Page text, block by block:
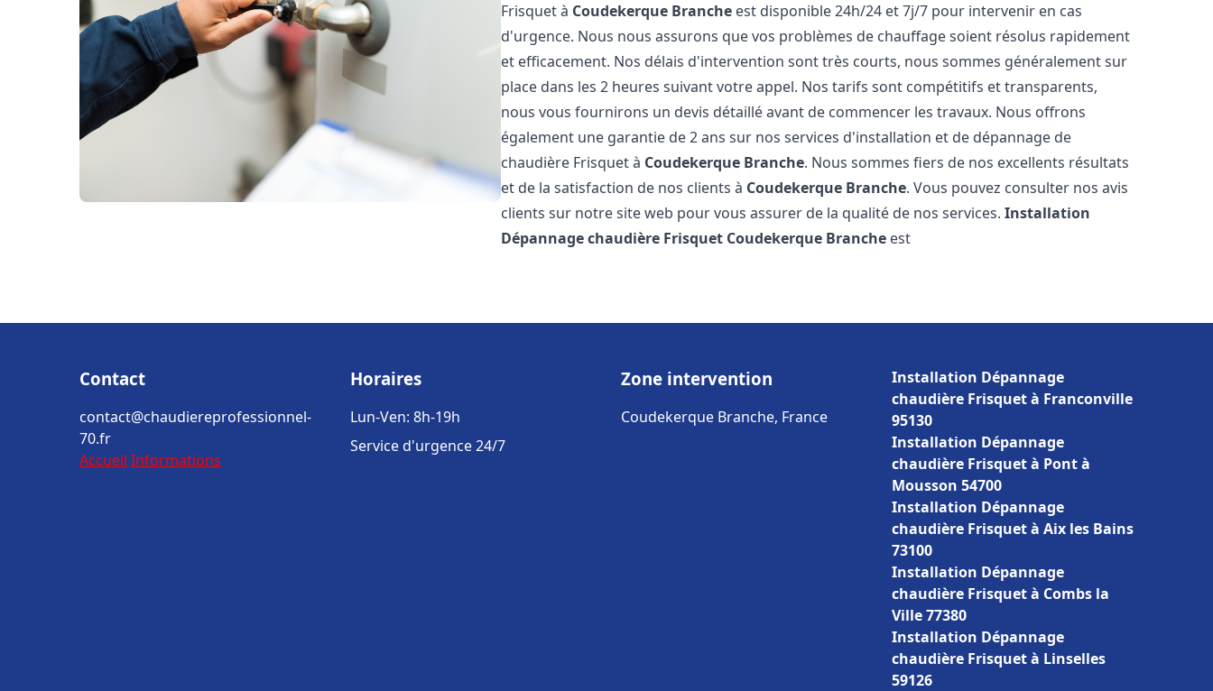
Frisquet à Coudekerque Branche est disponible 24h/24 et 7j/7 pour intervenir en cas
d'urgence. Nous nous assurons que vos problèmes de chauffage soient résolus rapidement
et efficacement. Nos délais d'intervention sont très courts, nous sommes généralement sur
place dans les 2 heures suivant votre appel. Nos tarifs sont compétitifs et transparents,
nous vous fournirons un devis détaillé avant de commencer les travaux. Nous offrons
également une garantie de 2 ans sur nos services d'installation et de dépannage de
chaudière Frisquet à Coudekerque Branche. Nous sommes fiers de nos excellents résultats
et de la satisfaction de nos clients à Coudekerque Branche. Vous pouvez consulter nos avis
clients sur notre site web pour vous assurer de la qualité de nos services.Installation
Dépannage chaudière Frisquet Coudekerque Branche est
Contact
contact@chaudiereprofessionnel-
70.fr
Accueil Informations
Horaires
Lun-Ven: 8h-19h
Service d'urgence 24/7
Zone intervention
Coudekerque Branche, France
Installation Dépannage
chaudière Frisquet à Franconville
95130
Installation Dépannage
chaudière Frisquet à Pont à
Mousson 54700
Installation Dépannage
chaudière Frisquet à Aix les Bains
73100
Installation Dépannage
chaudière Frisquet à Combs la
Ville 77380
Installation Dépannage
chaudière Frisquet à Linselles
59126